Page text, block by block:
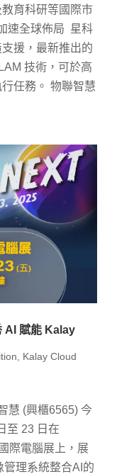
育科研等國際市
速全球佈局 星科
援，最新推出的
技術，可於高
任務。 物聯智慧
AI 賦能 Kalay
Kalay Cloud
慧 (興櫃6565) 今
至 23 日在
際電腦展上，展
理系統整合AI的